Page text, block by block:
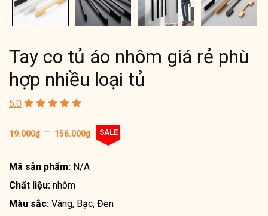
Tay co tủ áo nhôm giá rẻ phù
hợp nhiều loại tủ
5.0
19.000₫ – 156.000₫ SALE
Mã sản phẩm: N/A
Chất liệu: nhôm
Màu sắc: Vàng, Bạc, Đen